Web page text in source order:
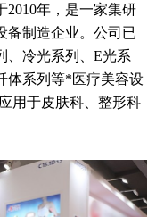
2010年，是一家集研
备制造企业。公司已
、冷光系列、E光系
体系列等*医疗美容设
用于皮肤科、整形科